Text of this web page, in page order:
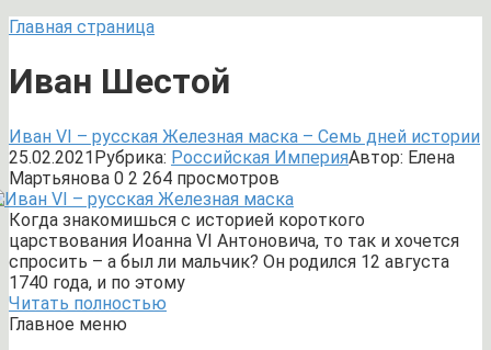
Главная страница
Иван Шестой
Иван VI – русская Железная маска – Семь дней истории
25.02.2021Рубрика: Российская ИмперияАвтор: Елена
Мартьянова 0 2 264 просмотров
Когда знакомишься с историей короткого
царствования Иоанна VI Антоновича, то так и хочется
спросить – а был ли мальчик? Он родился 12 августа
1740 года, и по этому
Читать полностью
Главное меню